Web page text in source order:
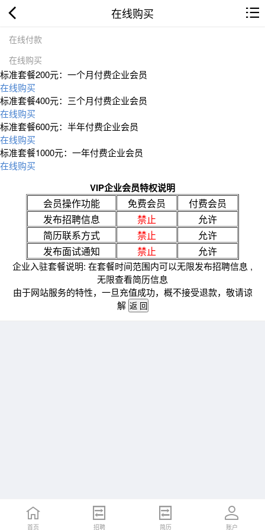
在线购买
在线付款
在线购买
标准套餐200元：一个月付费企业会员
在线购买
标准套餐400元：三个月付费企业会员
在线购买
标准套餐600元：半年付费企业会员
在线购买
标准套餐1000元：一年付费企业会员
在线购买
VIP企业会员特权说明
会员操作功能 免费会员
付费会员
发布招聘信息
禁止
允许
简历联系方式
禁止
允许
发布面试通知
禁止 允许
企业入驻套餐说明: 在套餐时间范围内可以无限发布招聘信息 ,
无限查看简历信息
由于网站服务的特性，一旦充值成功，概不接受退款，敬请谅
解
首页 招聘 简历 账户